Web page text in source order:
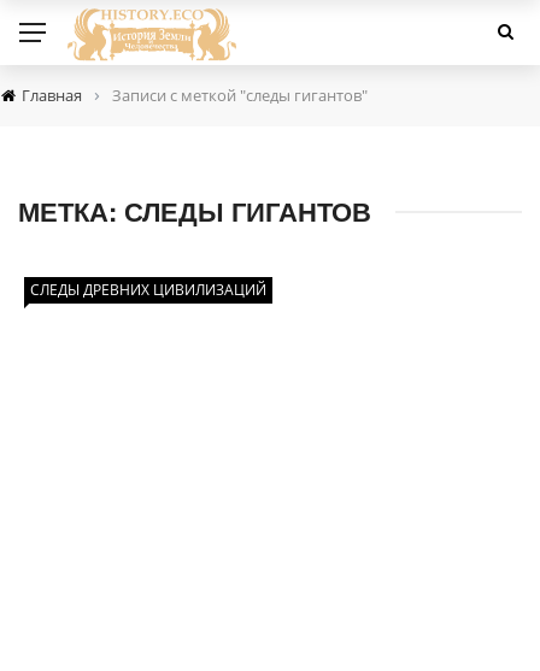
Главная › Записи с меткой "следы гигантов"
МЕТКА: СЛЕДЫ ГИГАНТОВ
СЛЕДЫ ДРЕВНИХ ЦИВИЛИЗАЦИЙ